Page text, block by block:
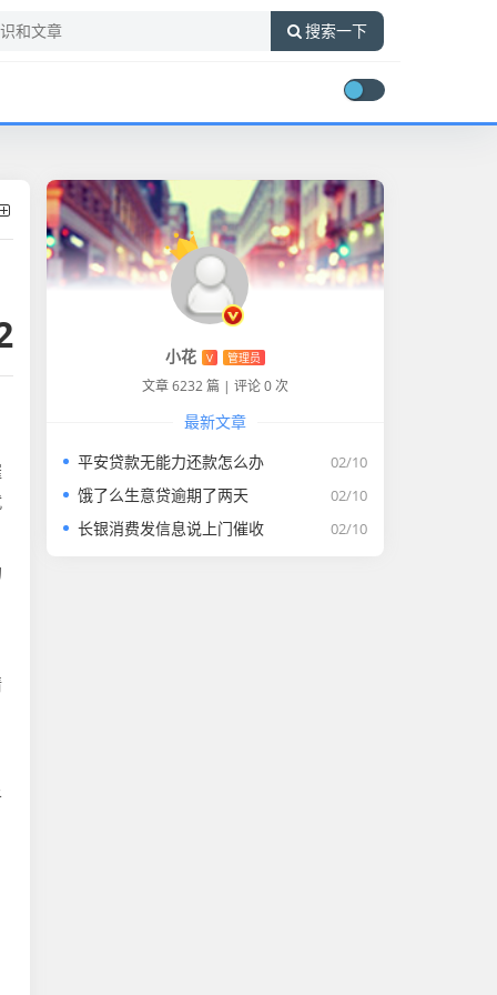
搜索一下
小花 V 管理员
文章 6232 篇 | 评论 0 次
最新文章
02/10
平安贷款无能力还款怎么办
02/10
饿了么生意贷逾期了两天
02/10
长银消费发信息说上门催收